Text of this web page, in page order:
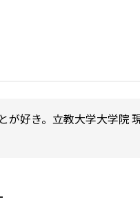
が好き。立教大学大学院